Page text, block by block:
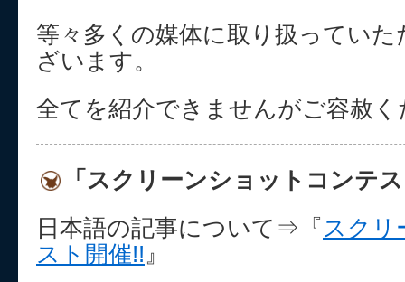
等々多くの媒体に取り扱ってい
ざいます。
全てを紹介できませんがご容赦く
「スクリーンショットコンテ
日本語の記事について⇒『 スクリ
スト開催!! 』